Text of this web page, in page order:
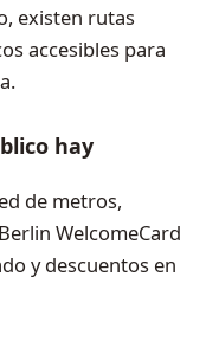
existen rutas
accesibles para
hay
de metros,
WelcomeCard
y descuentos en